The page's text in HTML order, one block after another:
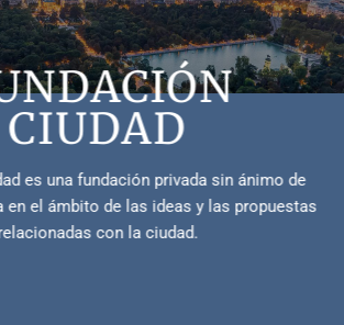
CIUDAD
es una fundación privada sin ánimo de
en el ámbito de las ideas y las propuestas
con la ciudad.